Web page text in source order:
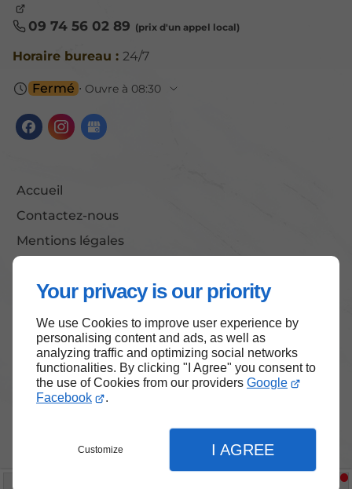
Your privacy is our priority
We use Cookies to improve user experience by
personalising content and ads, as well as
analyzing traffic and optimizing social networks
functionalities. By clicking "I Agree" you consent to
the use of Cookies from our providers Google
Facebook
.
Customize I AGREE
09 74 56 02 89
Horaire bureau : 24/7
Fermé ⋅ Ouvre à 08:30
Accueil
Contactez-nous
Mentions légales
Haut de page